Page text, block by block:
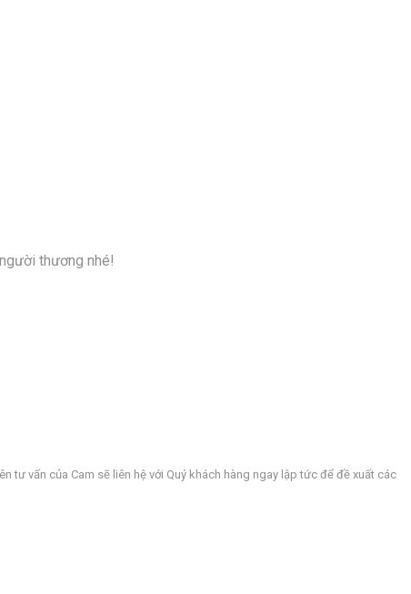
thương nhé!
tư vấn của Cam sẽ liên hệ với Quý khách hàng ngay lập tức để đề xuất các